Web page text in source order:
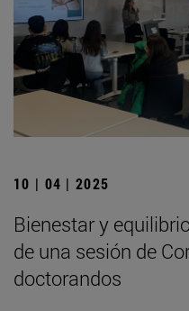
10 | 04 | 2025
Bienestar y
de una sesión de
doctorandos